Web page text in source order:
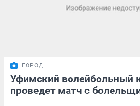
ГОРОД
Уфимский волейбольный
проведет матч с